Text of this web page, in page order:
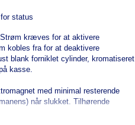
status
kræves for at aktivere
kobles fra for at deaktivere
blank forniklet cylinder, kromatiseret
kasse.
med minimal resterende
når slukket. Tilhørende